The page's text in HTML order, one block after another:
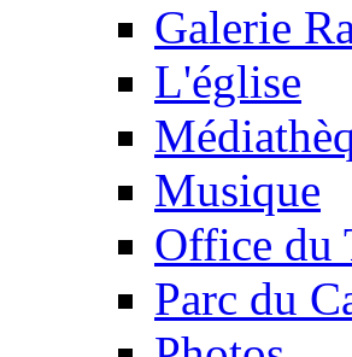
Galerie
L'église
Musique
Office du
Parc du